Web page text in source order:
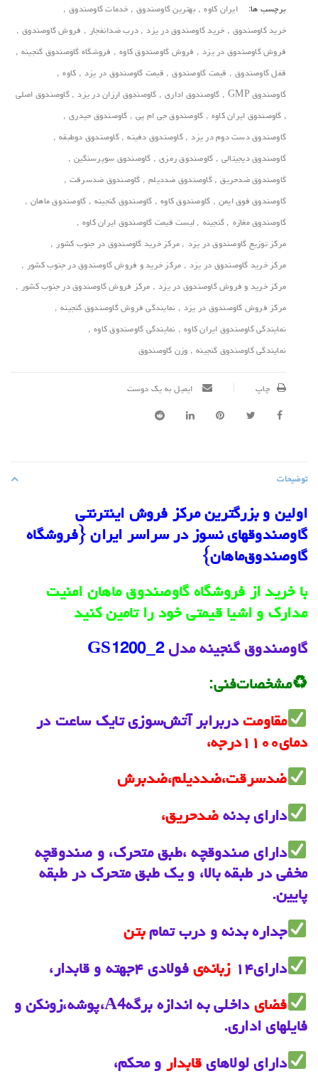
برچسب ها:
ایران کاوه , بهترین گاوصندوق , خدمات گاوصندوق ,
خرید گاوصندوق‌ , خرید گاوصندوق در یزد ,درب ضدانفجار , فروش گاوصندوق ,
فروش گاوصندوق در یزد , فروش گاوصندوق کاوه , فروشگاه گاوصندوق گنجینه ,
قفل گاوصندوق , قیمت گاوصندوق , قیمت گاوصندوق در یزد , کاوه ,
گاوصندوق GMP
, گاوصندوق اداری , گاوصندوق ارزان در یزد ,گاوصندوق اصلی
, گاوصندوق ایران کاوه , گاوصندوق جی ام پی , گاوصندوق حیدری ,
گاوصندوق دست دوم در یزد ,گاوصندوق دفینه ,گاوصندوق دوطبقه ,
گاوصندوق دیجیتالی , گاوصندوق رمزی , گاوصندوق سوپرسنگین ,
گاوصندوق ضدحریق ,گاوصندوق ضددیلم , گاوصندوق ضدسرقت ,
گاوصندوق فوق ایمن , گاوصندوق کاوه , گاوصندوق گنجینه‌ , گاوصندوق ماهان ,
گاوصندوق مغازه ,گنجینه ,لیست قیمت گاوصندوق ایران کاوه ,
مرکز توزیع گاوصندوق در یزد ,مرکز خرید گاوصندوق در جنوب کشور ,
مرکز خرید گاوصندوق در یزد , مرکز خرید و فروش گاوصندوق در جنوب کشور ,
مرکز خرید و فروش گاوصندوق در یزد , مرکز فروش گاوصندوق در جنوب کشور ,
مرکز فروش گاوصندوق در یزد , نمایندگی فروش گاوصندوق گنجینه ,
نمایندگی گاوصندوق ایران کاوه , نمایندگی گاوصندوق کاوه ,
نمایندگی گاوصندوق گنجینه , وزن گاوصندوق
چاپ ایمیل به یک دوست
توضیحات
اولین و بزرگترین مرکز فروش اینترنتی
گاوصندوقهای نسوز در سراسر ایران {فروشگاه
گاوصندوق‌ماهان}
با خرید از فروشگاه گاوصندوق ماهان امنیت
مدارک و اشیا قیمتی خود را تامین کنید
گاوصندوق گنجینه مدلGS1200_2
♻مشخصات‌فنی:
مقاومتدربرابر آتش‌سوزی تایک ساعت در
دمای۱۱۰۰درجه،‌
ضدسرقت،ضددیلم،ضدبرش
دارای بدنهضدحریق،
دارای صندوقچه ،طبق متحرک، و صندوقچه
مخفی در طبقه بالا، و یک طبق متحرک در طبقه
پایین.
جداره بدنه و درب تمامبتن
دارای۱۴
زبانه‌‌‌یفولادی ۴جهته و قابدار،‌
فضای
داخلی به اندازه برگه‌A4،پوشه،زونکن و
فایلهای اداری.
دارای لولاهایقابدارو محکم،